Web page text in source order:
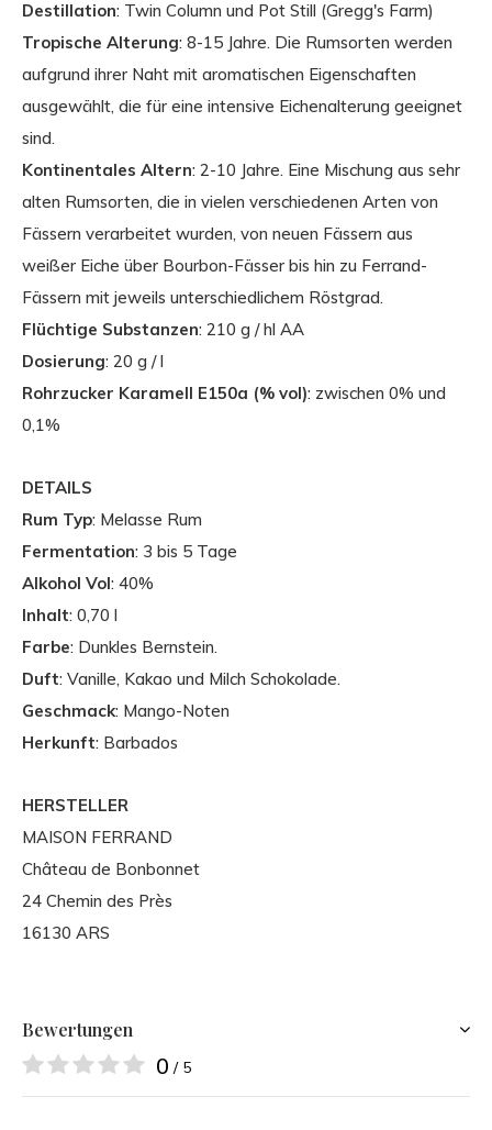
Destillation: Twin Column und Pot Still (Gregg's Farm)
Tropische Alterung: 8-15 Jahre. Die Rumsorten werden
aufgrund ihrer Naht mit aromatischen Eigenschaften
ausgewählt, die für eine intensive Eichenalterung geeignet
sind.
Kontinentales Altern: 2-10 Jahre. Eine Mischung aus sehr
alten Rumsorten, die in vielen verschiedenen Arten von
Fässern verarbeitet wurden, von neuen Fässern aus
weißer Eiche über Bourbon-Fässer bis hin zu Ferrand-
Fässern mit jeweils unterschiedlichem Röstgrad.
Flüchtige Substanzen: 210 g / hl AA
Dosierung: 20 g / l
Rohrzucker Karamell E150a (% vol): zwischen 0% und
0,1%
DETAILS
Rum Typ: Melasse Rum
Fermentation: 3 bis 5 Tage
Alkohol Vol: 40%
Inhalt: 0,70 l
Farbe: Dunkles Bernstein.
Duft: Vanille, Kakao und Milch Schokolade.
Geschmack: Mango-Noten
Herkunft: Barbados
HERSTELLER
MAISON FERRAND
Château de Bonbonnet
24 Chemin des Près
16130 ARS
Bewertungen
0 / 5